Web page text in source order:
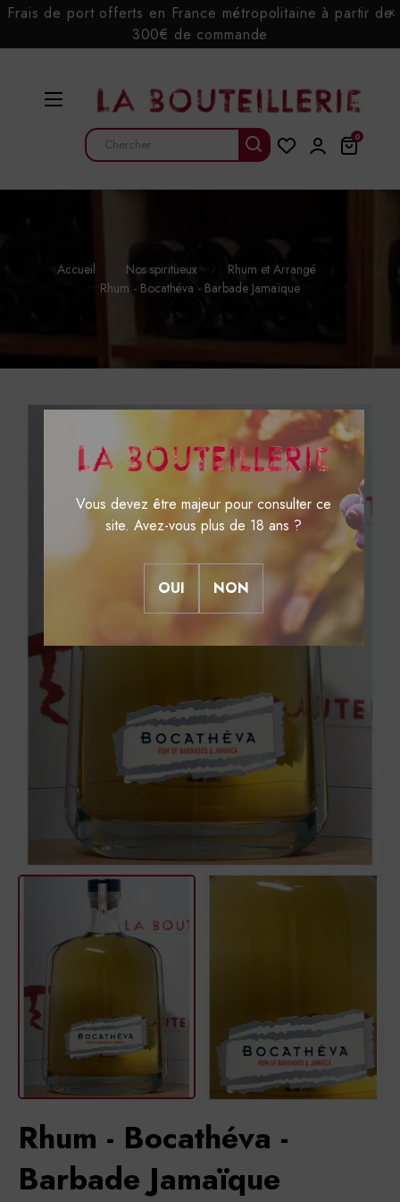
Vous devez être majeur pour consulter ce
site. Avez-vous plus de 18 ans ?
OUI NON
Frais de port offerts en France métropolitaine à partir de
300€ de commande
x
Basculer
navigation
☰
0
Accueil Nos spiritueux
Rhum et Arrangé
Rhum - Bocathéva - Barbade Jamaïque
Rhum - Bocathéva -
Barbade Jamaïque